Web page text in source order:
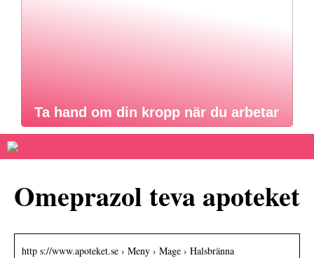
Ta hand om din kropp när du arbetar
Omeprazol teva apoteket
http s://www.apoteket.se › Meny › Mage › Halsbränna